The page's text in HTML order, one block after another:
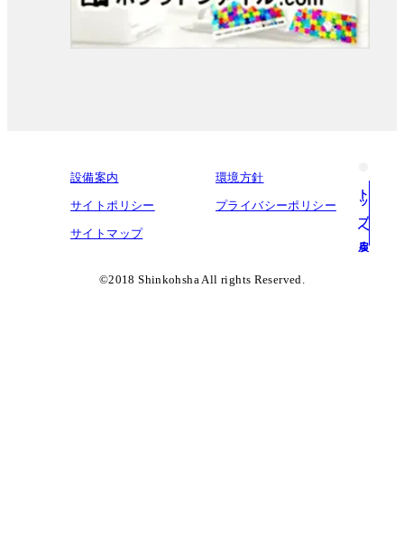
トップへ戻る
設備案内 環境方針
サイトポリシー プライバシーポリシー
サイトマップ
©︎2018 Shinkohsha All rights Reserved.